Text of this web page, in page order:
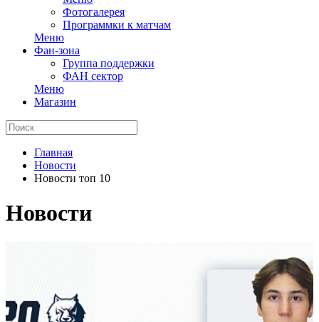
Фотогалерея
Программки к матчам
Меню
Фан-зона
Группа поддержки
ФАН сектор
Меню
Магазин
Главная
Новости
Новости топ 10
Новости